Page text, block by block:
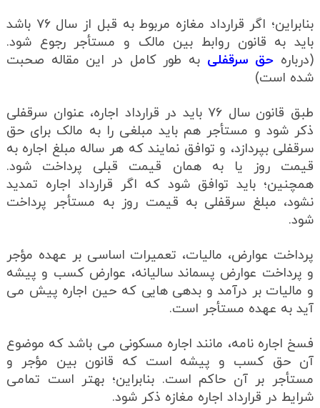
بنابراین؛ اگر قرارداد مغازه مربوط به قبل از سال ۷۶ باشد
باید به قانون روابط بین مالک و مستأجر رجوع شود.
(درباره حق سرقفلی به طور کامل در این مقاله صحبت
شده است)
طبق قانون سال ۷۶ باید در قرارداد اجاره، عنوان سرقفلی
ذکر شود و مستأجر هم باید مبلغی را به مالک برای حق
سرقفلی بپردازد، و توافق نمایند که هر ساله مبلغ اجاره به
قیمت روز یا به همان قیمت قبلی پرداخت شود.
همچنین؛ باید توافق شود که اگر قرارداد اجاره تمدید
نشود، مبلغ سرقفلی به قیمت روز به مستأجر پرداخت
شود.
پرداخت عوارض، مالیات، تعمیرات اساسی بر عهده مؤجر
و پرداخت عوارض پسماند سالیانه، عوارض کسب و پیشه
و مالیات بر درآمد و بدهی هایی که حین اجاره پیش می
آید به عهده مستأجر است.
فسخ اجاره نامه، مانند اجاره مسکونی می باشد که موضوع
آن حق کسب و پیشه است که قانون بین مؤجر و
مستأجر بر آن حاکم است. بنابراین؛ بهتر است تمامی
شرایط در قرارداد اجاره مغازه ذکر شود.